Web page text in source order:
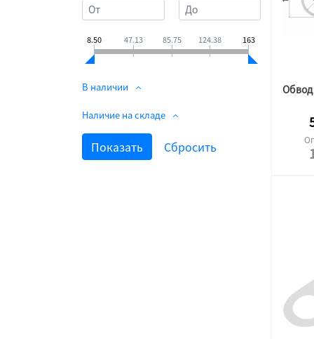
8.50 47.13 85.75 124.38 163
В наличии
Наличие на складе